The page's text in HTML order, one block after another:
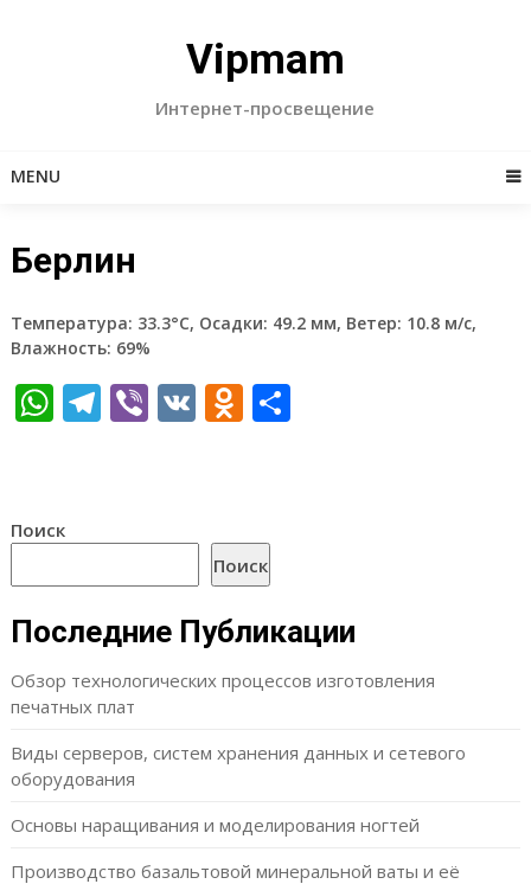
Vipmam
Интернет-просвещение
MENU
Берлин
Температура: 33.3°C, Осадки: 49.2 мм, Ветер: 10.8 м/с,
Влажность: 69%
WhatsApp
Telegram
Viber
VKOdnoklassniki
Отправить
Поиск
Поиск
Последние Публикации
Обзор технологических процессов изготовления
печатных плат
Виды серверов, систем хранения данных и сетевого
оборудования
Основы наращивания и моделирования ногтей
Производство базальтовой минеральной ваты и её